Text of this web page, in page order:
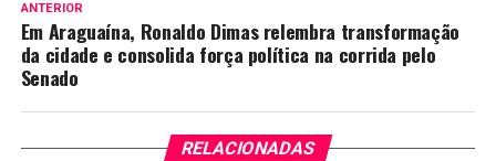
ANTERIOR
Em Araguaína, Ronaldo Dimas relembra transformação
da cidade e consolida força política na corrida pelo
Senado
RELACIONADAS